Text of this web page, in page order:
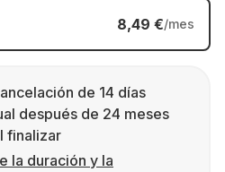
8,49 €/mes
de 14 días
después de 24 meses
finalizar
la duración y la